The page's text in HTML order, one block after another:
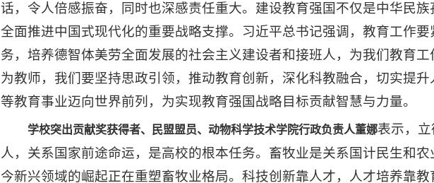
话，令人倍感振奋，同时也深感责任重大。建设教育强国不仅是中华民
全面推进中国式现代化的重要战略支撑。习近平总书记强调，教育工作
务，培养德智体美劳全面发展的社会主义建设者和接班人，为我们教育
为教师，我们要坚持思政引领，推动教育创新，深化科教融合，切实提
等教育事业迈向世界前列，为实现教育强国战略目标贡献智慧与力量。
学校突出贡献奖获得者、民盟盟员、动物科学技术学院行政负责人董娜表示，
人，关系国家前途命运，是高校的根本任务。畜牧业是关系国计民生和
今新兴领域的崛起正在重塑畜牧业格局。科技创新靠人才，人才培养靠